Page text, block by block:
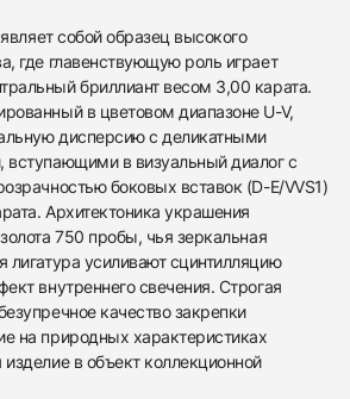
собой образец высокого
где главенствующую роль играет
бриллиант весом 3,00 карата.
в цветовом диапазоне U-V,
дисперсию с деликатными
вступающими в визуальный диалог с
боковых вставок (D-E/VVS1)
Архитектоника украшения
750 пробы, чья зеркальная
лигатура усиливают сцинтилляцию
внутреннего свечения. Строгая
качество закрепки
на природных характеристиках
в объект коллекционной